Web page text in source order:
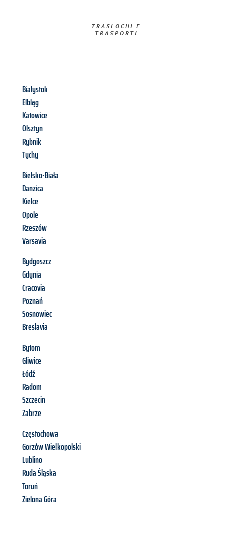
TRASLOCHI E
TRASPORTI​
Białystok
Elbląg
Katowice
Olsztyn
Rybnik
Tychy
Bielsko-Biała
Danzica
Kielce
Opole
Rzeszów
Varsavia
Bydgoszcz
Gdynia
Cracovia
Poznań
Sosnowiec
Breslavia
Bytom
Gliwice
Łódź
Radom
Szczecin
Zabrze
Częstochowa
Gorzów Wielkopolski
Lublino
Ruda Śląska
Toruń
Zielona Góra